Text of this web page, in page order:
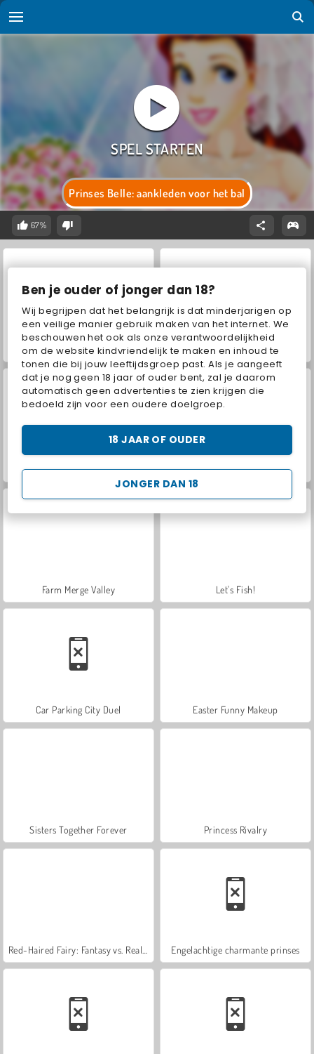
Ben je ouder of jonger dan 18?
Wij begrijpen dat het belangrijk is dat minderjarigen op
een veilige manier gebruik maken van het internet. We
beschouwen het ook als onze verantwoordelijkheid
om de website kindvriendelijk te maken en inhoud te
tonen die bij jouw leeftijdsgroep past. Als je aangeeft
dat je nog geen 18 jaar of ouder bent, zal je daarom
automatisch geen advertenties te zien krijgen die
bedoeld zijn voor een oudere doelgroep.
JONGER DAN 18
18 JAAR OF OUDER
Prinses Belle: aankleden voor het bal
67%
ASMR Makeover & Makeup Studio VegaMix Da Vinci Puzzles
Hidden Object: Street of Secrets World War 2 Shooter
Farm Merge Valley Let's Fish!
Car Parking City Duel Easter Funny Makeup
Sisters Together Forever Princess Rivalry
Engelachtige charmante prinses